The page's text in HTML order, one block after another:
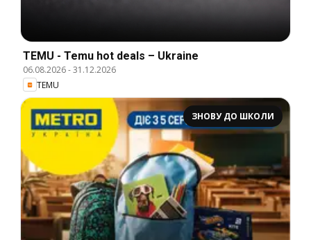
TEMU - Temu hot deals – Ukraine
06.08.2026-31.12.2026
TEMU
ЗНОВУ ДО ШКОЛИ